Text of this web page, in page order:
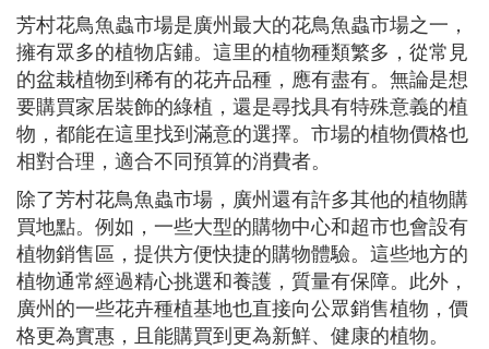
芳村花鳥魚蟲市場是廣州最大的花鳥魚蟲市場之一，
擁有眾多的植物店鋪。這里的植物種類繁多，從常見
的盆栽植物到稀有的花卉品種，應有盡有。無論是想
要購買家居裝飾的綠植，還是尋找具有特殊意義的植
物，都能在這里找到滿意的選擇。市場的植物價格也
相對合理，適合不同預算的消費者。
除了芳村花鳥魚蟲市場，廣州還有許多其他的植物購
買地點。例如，一些大型的購物中心和超市也會設有
植物銷售區，提供方便快捷的購物體驗。這些地方的
植物通常經過精心挑選和養護，質量有保障。此外，
廣州的一些花卉種植基地也直接向公眾銷售植物，價
格更為實惠，且能購買到更為新鮮、健康的植物。